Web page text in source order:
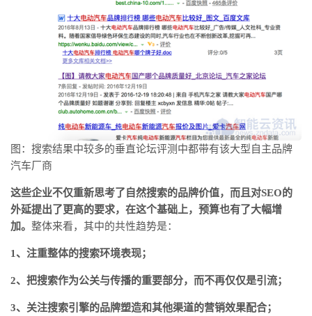
图：搜索结果中较多的垂直论坛评测中都带有该大型自主品牌
汽车厂商
这些企业不仅重新思考了自然搜索的品牌价值，而且对SEO的
外延提出了更高的要求，在这个基础上，预算也有了大幅增
加。 整体来看，其中的共性趋势是：
1、注重整体的搜索环境表现；
2、把搜索作为公关与传播的重要部分，而不再仅仅是引流；
3、关注搜索引擎的品牌塑造和其他渠道的营销效果配合；